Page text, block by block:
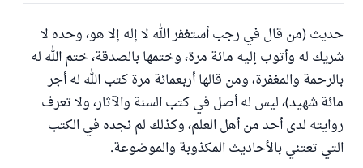
حديث (من قال في رجب أستغفر الله لا إله إلا هو، وحده لا
شريك له وأتوب إليه مائة مرة، وختمها بالصدقة، ختم الله له
بالرحمة والمغفرة، ومن قالها أربعمائة مرة كتب الله له أجر
مائة شهيد)، ليس له أصل في كتب السنة والآثار، ولا تعرف
روايته لدى أحد من أهل العلم، وكذلك لم نجده في الكتب
التي تعتني بالأحاديث المكذوبة والموضوعة.